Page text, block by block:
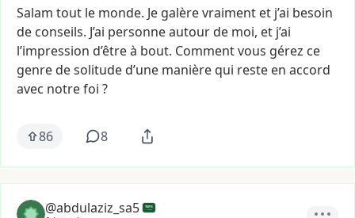
Salam tout le monde. Je galèrevraiment et j’ai besoin
de conseils. J’ai personneautour de moi, et j’ai
l’impression d’êtreà bout. Commentvous gérez ce
genre desolitude d’une manière qui reste en accord
avec notrefoi ?
86 8
@abdulaziz_sa5